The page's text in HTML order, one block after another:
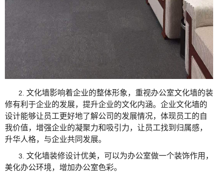
2. 文化墙影响着企业的整体形象，重视办公室文化墙的装
修有利于企业的发展，提升企业的文化内涵。企业文化墙的
设计能够让员工更好地了解公司的发展情况，体现员工的自
我价值，增强企业的凝聚力和吸引力，让员工找到归属感，
升华人格，与企业共同发展。
3. 文化墙装修设计优美，可以为办公室做一个装饰作用，
美化办公环境，增加办公室色彩。